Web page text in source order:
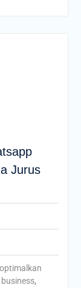
Jurus
,